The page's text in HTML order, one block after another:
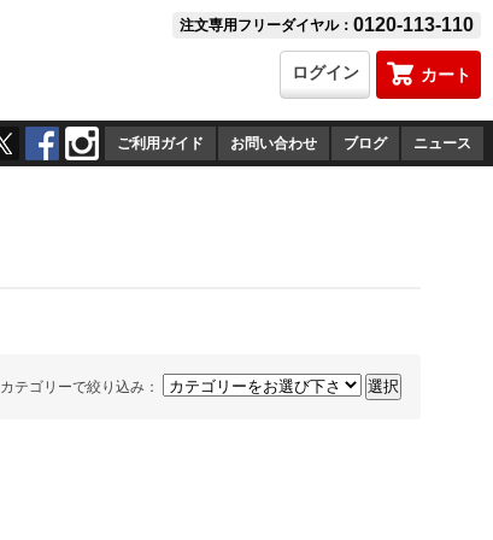
注文専用フリーダイヤル： 0120-113-110
カート
ログイン
ご利用ガイド お問い合わせ ブログ ニュース
カテゴリーで絞り込み：